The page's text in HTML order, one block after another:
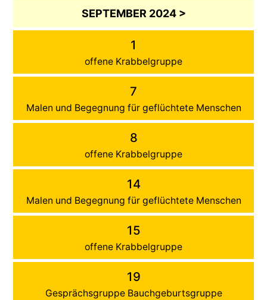
SEPTEMBER 2024 >
1
offene Krabbelgruppe
7
Malen und Begegnung für geflüchtete Menschen
8
offene Krabbelgruppe
14
Malen und Begegnung für geflüchtete Menschen
15
offene Krabbelgruppe
19
Gesprächsgruppe Bauchgeburtsgruppe